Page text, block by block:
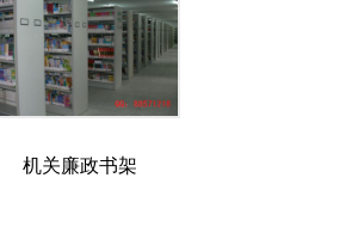
机关廉政书架